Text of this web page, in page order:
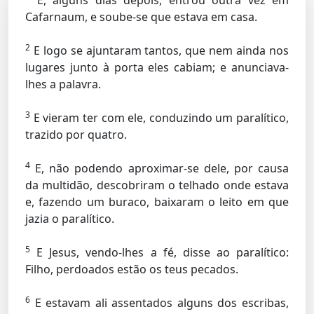
Cafarnaum, e soube-se que estava em casa.
2 E logo se ajuntaram tantos, que nem ainda nos
lugares junto à porta eles cabiam; e anunciava-
lhes a palavra.
3 E vieram ter com ele, conduzindo um paralítico,
trazido por quatro.
4 E, não podendo aproximar-se dele, por causa
da multidão, descobriram o telhado onde estava
e, fazendo um buraco, baixaram o leito em que
jazia o paralítico.
5 E Jesus, vendo-lhes a fé, disse ao paralítico:
Filho, perdoados estão os teus pecados.
6 E estavam ali assentados alguns dos escribas,